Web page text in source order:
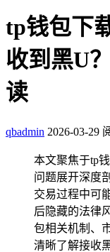
tp钱包下
收到黑U
读
qbadmin 2026-03-29
本文聚焦于tp
问题展开深度
交易过程中可
后隐藏的法律
包相关机制、
清晰了解接收